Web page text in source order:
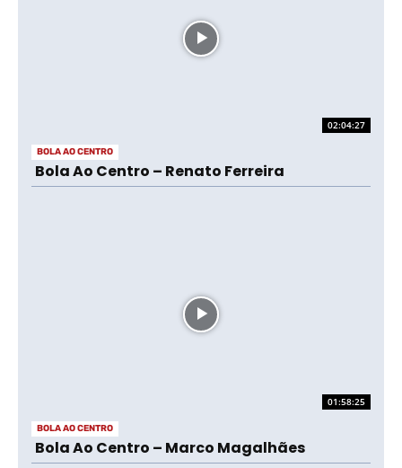
02:04:27
BOLA AO CENTRO
Bola Ao Centro – Renato Ferreira
01:58:25
BOLA AO CENTRO
Bola Ao Centro – Marco Magalhães